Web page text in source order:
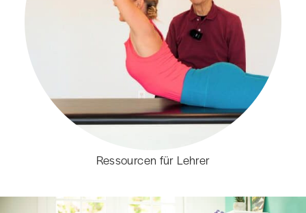
Ressourcen für Lehrer